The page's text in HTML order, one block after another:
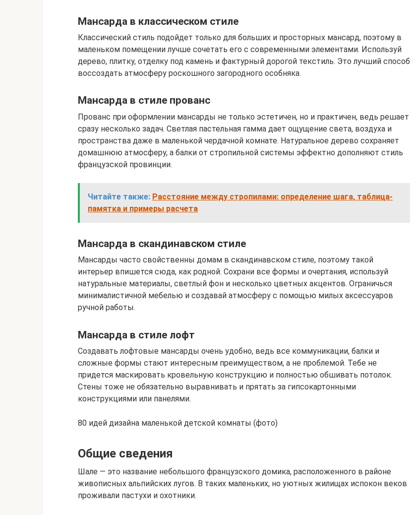
Мансарда в классическом стиле
Классический стиль подойдет только для больших и просторных мансард, поэтому в
маленьком помещении лучше сочетать его с современными элементами. Используй
дерево, плитку, отделку под камень и фактурный дорогой текстиль. Это лучший способ
воссоздать атмосферу роскошного загородного особняка.
Мансарда в стиле прованс
Прованс при оформлении мансарды не только эстетичен, но и практичен, ведь решает
сразу несколько задач. Светлая пастельная гамма дает ощущение света, воздуха и
пространства даже в маленькой чердачной комнате. Натуральное дерево сохраняет
домашнюю атмосферу, а балки от стропильной системы эффектно дополняют стиль
французской провинции.
Читайте также: Расстояние между стропилами: определение шага, таблица-
памятка и примеры расчета
Мансарда в скандинавском стиле
Мансарды часто свойственны домам в скандинавском стиле, поэтому такой
интерьер впишется сюда, как родной. Сохрани все формы и очертания, используй
натуральные материалы, светлый фон и несколько цветных акцентов. Ограничься
минималистичной мебелью и создавай атмосферу с помощью милых аксессуаров
ручной работы.
Мансарда в стиле лофт
Создавать лофтовые мансарды очень удобно, ведь все коммуникации, балки и
сложные формы стают интересным преимуществом, а не проблемой. Тебе не
придется маскировать кровельную конструкцию и полностью обшивать потолок.
Стены тоже не обязательно выравнивать и прятать за гипсокартонными
конструкциями или панелями.
80 идей дизайна маленькой детской комнаты (фото)
Общие сведения
Шале — это название небольшого французского домика, расположенного в районе
живописных альпийских лугов. В таких маленьких, но уютных жилищах испокон веков
проживали пастухи и охотники.